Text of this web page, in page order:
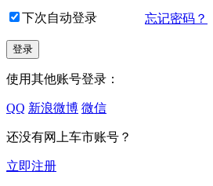
下次自动登录 忘记密码？
使用其他账号登录：
QQ 新浪微博 微信
还没有网上车市账号？
立即注册